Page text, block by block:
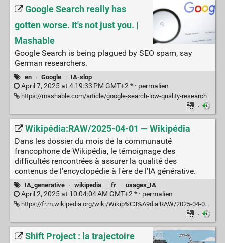
Google Search really has
gotten worse. It's not just you. |
Mashable
Google Search is being plagued by SEO spam, say
German researchers.
en · Google · IA-slop
April 7, 2025 at 4:19:33 PM GMT+2 * · permalien
https://mashable.com/article/google-search-low-quality-research
·
Wikipédia:RAW/2025-04-01 — Wikipédia
Dans les dossier du mois de la communauté
francophone de Wikipédia, le témoignage des
difficultés rencontrées à assurer la qualité des
contenus de l'encyclopédie à l'ère de l'IA générative.
IA_generative · wikipedia · fr · usages_IA
April 2, 2025 at 10:04:04 AM GMT+2 * · permalien
https://fr.m.wikipedia.org/wiki/Wikip%C3%A9dia:RAW/2025-04-01#Le_dossier_du_mois
·
Shift Project : la trajectoire